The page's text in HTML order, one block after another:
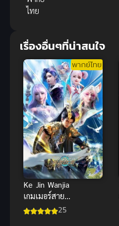
ไทย
เรื่องอื่นๆที่น่าสนใจ
พากย์ไทย
Ke Jin Wanjia
เกมเมอร์สาย
เปย์พิชิตโลก
25